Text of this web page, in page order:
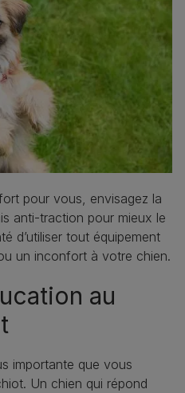
pour vous, envisagez la
anti-traction pour mieux le
d’utiliser tout équipement
un inconfort à votre chien.
au
importante que vous
Un chien qui répond